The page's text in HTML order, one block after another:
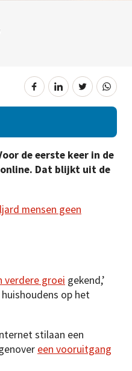
de eerste keer in de
online. Dat blijkt uit de
mensen geen
verdere groei gekend,’
op het
stilaan een
een vooruitgang